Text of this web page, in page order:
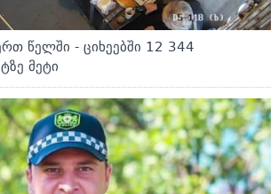
წელში - ციხეებში 12 344
მეტი